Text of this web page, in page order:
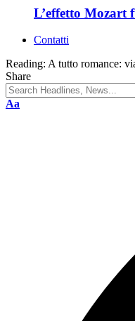
L’effetto Mozart
Contatti
Reading: A tutto romance:
Share
Aa